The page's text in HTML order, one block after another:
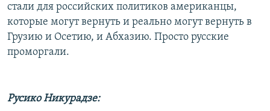
стали для российских политиков американцы,
которые могут вернуть и реально могут вернуть в
Грузию и Осетию, и Абхазию. Просто русские
проморгали.
Русико Никурадзе: